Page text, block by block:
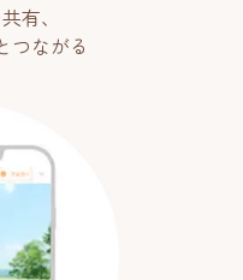
有、
つながる